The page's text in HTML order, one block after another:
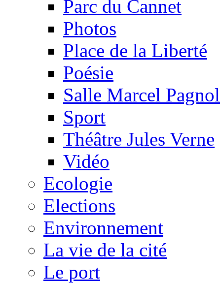
Parc du Cannet
Photos
Place de la Liberté
Poésie
Salle Marcel Pagnol
Sport
Théâtre Jules Verne
Vidéo
Ecologie
Elections
Environnement
La vie de la cité
Le port